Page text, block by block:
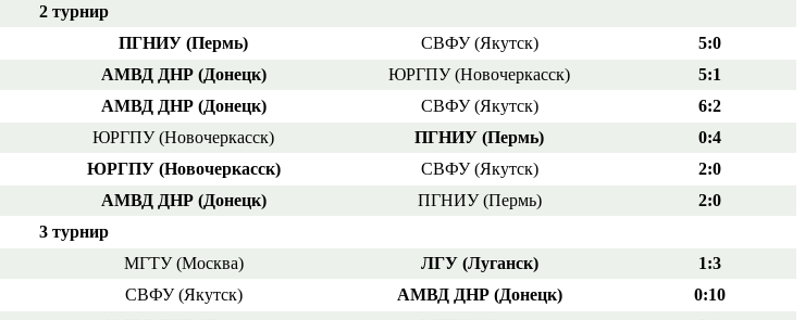
2 турнир
ПГНИУ (Пермь) СВФУ (Якутск)
5:0
АМВД ДНР (Донецк) ЮРГПУ (Новочеркасск)
5:1
АМВД ДНР (Донецк) СВФУ (Якутск)
6:2
ЮРГПУ (Новочеркасск) ПГНИУ (Пермь)
0:4
ЮРГПУ (Новочеркасск) СВФУ (Якутск)
2:0
АМВД ДНР (Донецк) ПГНИУ (Пермь)
2:0
3 турнир
МГТУ (Москва) ЛГУ (Луганск)
1:3
СВФУ (Якутск) АМВД ДНР (Донецк)
0:10